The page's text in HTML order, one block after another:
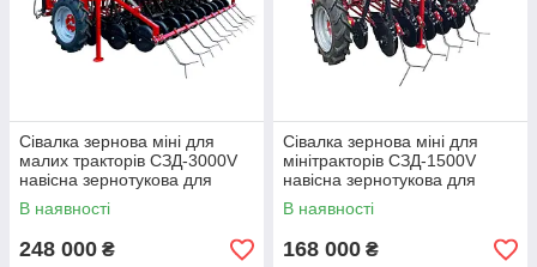
Сівалка зернова міні для
малих тракторів СЗД-3000V
навісна зернотукова для
рядкового посіву, ширина 3 м
В наявності
248 000 ₴
Сівалка зернова міні для
мінітракторів СЗД-1500V
навісна зернотукова для
рядкового посіву, ширина 1,5
м
В наявності
168 000 ₴